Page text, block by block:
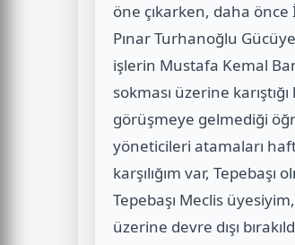
öne çıkarken, daha önce
Pınar Turhanoğlu
işlerin Mustafa Kemal
sokması üzerine
görüşmeye gelmediği
yöneticileri atamaları
karşılığım var, Tepebaşı
Tepebaşı Meclis
üzerine devre dışı